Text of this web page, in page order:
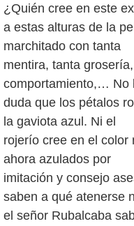
¿Quién cree en este
a estas alturas de la
marchitado con tanta
mentira, tanta
comportamiento,… No
duda que los pétalos
la gaviota azul. Ni el
rojerío cree en el color
ahora azulados por
imitación y consejo
saben a qué atenerse
el señor Rubalcaba